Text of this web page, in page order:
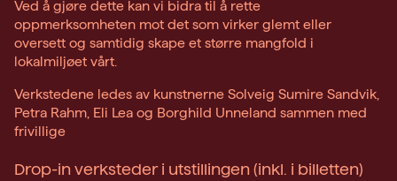
Ved å gjøre dette kan vi bidra til å rette
oppmerksomheten mot det som virker glemt eller
oversett og samtidig skape et større mangfold i
lokalmiljøet vårt.
Verkstedene ledes av kunstnerne Solveig Sumire Sandvik,
Petra Rahm, Eli Lea og Borghild Unneland sammen med
frivillige
Drop-in verksteder i utstillingen (inkl. i billetten)